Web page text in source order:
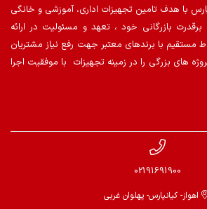
با هدف تامین تجهیزات اداری، آموزشی و خانگی
بازرگانی خود ، تعهد و مسئولیت در ارائه
مستقیم با برندهای معتبر جهت رفع نیاز مشتریان
های بزرگی را در زمینه تجهیزات با موفقیت اجرا
02191691900
اهواز- کیانپارس- پهلوان غربی